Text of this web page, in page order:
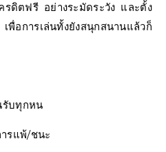
ดิตฟรี อย่างระมัดระวัง และตั้ง
พื่อการเล่นทั้งยังสนุกสนานแล้วก็
รับทุกหน
รแพ้/ชนะ